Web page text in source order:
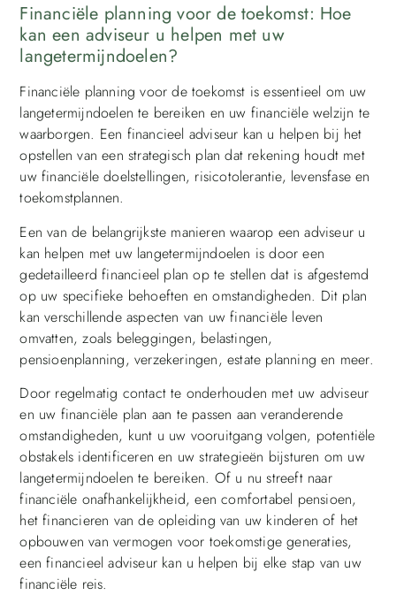
Financiële planning voor de toekomst: Hoe
kan een adviseur u helpen met uw
langetermijndoelen?
Financiële planning voor de toekomst is essentieel om uw
langetermijndoelen te bereiken en uw financiële welzijn te
waarborgen. Een financieel adviseur kan u helpen bij het
opstellen van een strategisch plan dat rekening houdt met
uw financiële doelstellingen, risicotolerantie, levensfase en
toekomstplannen.
Een van de belangrijkste manieren waarop een adviseur u
kan helpen met uw langetermijndoelen is door een
gedetailleerd financieel plan op te stellen dat is afgestemd
op uw specifieke behoeften en omstandigheden. Dit plan
kan verschillende aspecten van uw financiële leven
omvatten, zoals beleggingen, belastingen,
pensioenplanning, verzekeringen, estate planning en meer.
Door regelmatig contact te onderhouden met uw adviseur
en uw financiële plan aan te passen aan veranderende
omstandigheden, kunt u uw vooruitgang volgen, potentiële
obstakels identificeren en uw strategieën bijsturen om uw
langetermijndoelen te bereiken. Of u nu streeft naar
financiële onafhankelijkheid, een comfortabel pensioen,
het financieren van de opleiding van uw kinderen of het
opbouwen van vermogen voor toekomstige generaties,
een financieel adviseur kan u helpen bij elke stap van uw
financiële reis.